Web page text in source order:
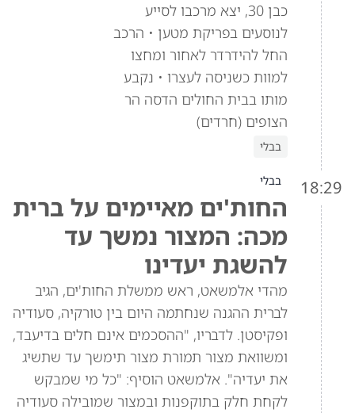
כבן 30, יצא מרכבו לסייע
לנוסעים בפריקת מטען • הרכב
החל להידרדר לאחור ומחצו
למוות כשניסה לעצרו • נקבע
מותו בבית החולים הדסה הר
הצופים (חרדים)
בבלי
18:29 בבלי
החות'ים מאיימים על ברית
מכה: המצור נמשך עד
להשגת יעדינו
מהדי אלמשאט, ראש ממשלת החות'ים, הגיב
לברית ההגנה שנחתמה היום בין טורקיה, סעודיה
ופקיסטן. לדבריו, "ההסכמים אינם חלים בדיעבד,
ומשוואת מצור תמורת מצור תימשך עד שתשיג
את יעדיה". אלמשאט הוסיף: "כל מי שמבקש
לקחת חלק בתוקפנות ובמצור שמובילה סעודיה